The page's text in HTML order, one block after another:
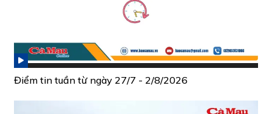
Điểm tin tuần từ ngày 27/7 - 2/8/2026